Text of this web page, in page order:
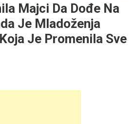
Majci Da Dođe Na
Je Mladoženja
Je Promenila Sve